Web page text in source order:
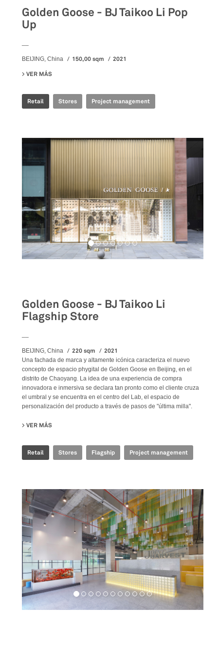
Golden Goose - BJ Taikoo Li Pop
Up
BEIJING, China 150,00 sqm
2021
VER MÁS
Retail Stores Project management
Golden Goose - BJ Taikoo Li
Flagship Store
BEIJING, China 220 sqm 2021
Una fachada de marca y altamente icónica caracteriza el nuevo
concepto de espacio phygital de Golden Goose en Beijing, en el
distrito de Chaoyang. La idea de una experiencia de compra
innovadora e inmersiva se declara tan pronto como el cliente cruza
el umbral y se encuentra en el centro del Lab, el espacio de
personalización del producto a través de pasos de "última milla".
VER MÁS
Retail Stores Flagship Project management